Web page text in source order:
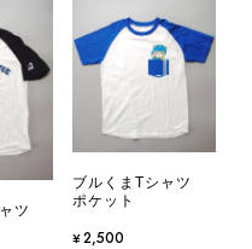
ャツ
ブルくまTシャツ
ポケット
¥2,500